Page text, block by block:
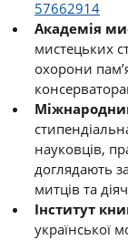
57662914
Академія
мистецьких
охорони
науковців,
доглядають
митців та
Інститут
української